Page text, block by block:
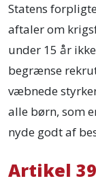
Statens
aftaler om
under 15 år
begrænse
væbnede
alle børn, som
nyde godt af
Artikel